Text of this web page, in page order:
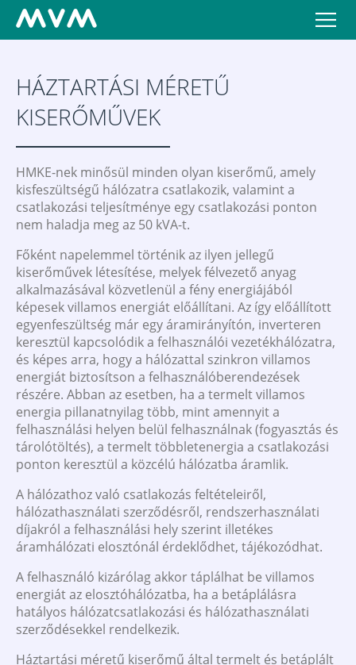
HÁZTARTÁSI MÉRETŰ
KISERŐMŰVEK
HMKE-nek minősül minden olyan kiserőmű, amely
kisfeszültségű hálózatra csatlakozik, valamint a
csatlakozási teljesítménye egy csatlakozási ponton
nem haladja meg az 50 kVA-t.
Főként napelemmel történik az ilyen jellegű
kiserőművek létesítése, melyek félvezető anyag
alkalmazásával közvetlenül a fény energiájából
képesek villamos energiát előállítani. Az így előállított
egyenfeszültség már egy áramirányítón, inverteren
keresztül kapcsolódik a felhasználói vezetékhálózatra,
és képes arra, hogy a hálózattal szinkron villamos
energiát biztosítson a felhasználóberendezések
részére. Abban az esetben, ha a termelt villamos
energia pillanatnyilag több, mint amennyit a
felhasználási helyen belül felhasználnak (fogyasztás és
tárolótöltés), a termelt többletenergia a csatlakozási
ponton keresztül a közcélú hálózatba áramlik.
A hálózathoz való csatlakozás feltételeiről,
hálózathasználati szerződésről, rendszerhasználati
díjakról a felhasználási hely szerint illetékes
áramhálózati elosztónál érdeklődhet, tájékozódhat.
A felhasználó kizárólag akkor táplálhat be villamos
energiát az elosztóhálózatba, ha a betáplálásra
hatályos hálózatcsatlakozási és hálózathasználati
szerződésekkel rendelkezik.
Háztartási méretű kiserőmű által termelt és betáplált